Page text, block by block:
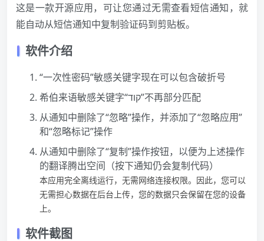
这是一款开源应用，可让您通过无需查看短信通知，就
能自动从短信通知中复制验证码到剪贴板。
软件介绍
“一次性密码”敏感关键字现在可以包含破折号
希伯来语敏感关键字“קוד”不再部分匹配
从通知中删除了“忽略”操作，并添加了“忽略应用”
和“忽略标记”操作
从通知中删除了“复制”操作按钮，以便为上述操作
的翻译腾出空间（按下通知仍会复制代码）
本应用完全离线运行，无需网络连接权限。因此，您可以
无需担心数据在后台上传，您的数据只会保留在您的设备
上。
软件截图